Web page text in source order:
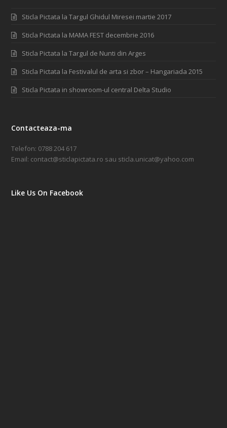
Sticla Pictata la Targul Ghidul Miresei martie 2017
Sticla Pictata la MAMA FEST decembrie 2016
Sticla Pictata la Targul de Nunti din Arges
Sticla Pictata la Festivalul de arta si zbor – Hangariada 2015
Sticla Pictata in showroom-ul central Delta Studio
Contacteaza-ma
Telefon: 0788 204 617
Email: contact@sticlapictata.ro sau sticla.unicat@yahoo.com
Like Us On Facebook